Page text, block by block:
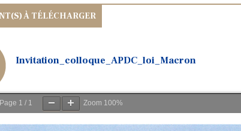
Invitation_colloque_APDC_loi_Macron
Page 1 / 1 Zoom 100%